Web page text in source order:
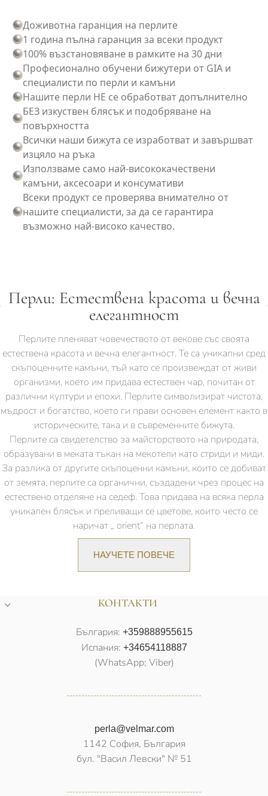
Доживотна гаранция на перлите
1 година пълна гаранция за всеки продукт
100% възстановяване в рамките на 30 дни
Професионално обучени бижутери от GIA и
специалисти по перли и камъни
Нашите перли НЕ се обработват допълнително
БЕЗ изкуствен блясък и подобряване на
повърхността
Всички наши бижута се изработват и завършват
изцяло на ръка
Използваме само най-висококачествени
камъни, аксесоари и консумативи
Всеки продукт се проверява внимателно от
нашите специалисти, за да се гарантира
възможно най-високо качество.
Перли: Естествена красота и вечна
елегантност
Перлите пленяват човечеството от векове със своята
естествена красота и вечна елегантност. Те са уникални сред
скъпоценните камъни, тъй като се произвеждат от живи
организми, което им придава естествен чар, почитан от
различни култури и епохи. Перлите символизират чистота,
мъдрост и богатство, което ги прави основен елемент както в
историческите, така и в съвременните бижута.
Перлите са свидетелство за майсторството на природата,
образувани в меката тъкан на мекотели като стриди и миди.
За разлика от другите скъпоценни камъни, които се добиват
от земята, перлите са органични, създадени чрез процес на
естествено отделяне на седеф. Това придава на всяка перла
уникален блясък и преливащи се цветове, които често се
наричат „ orient“ на перлата.
НАУЧЕТЕ ПОВЕЧЕ
КОНТАКТИ
България: +359888955615
Испания: +34654118887
(WhatsApp; Viber)
perla@velmar.com
1142 София, България
бул. "Васил Левски" № 51